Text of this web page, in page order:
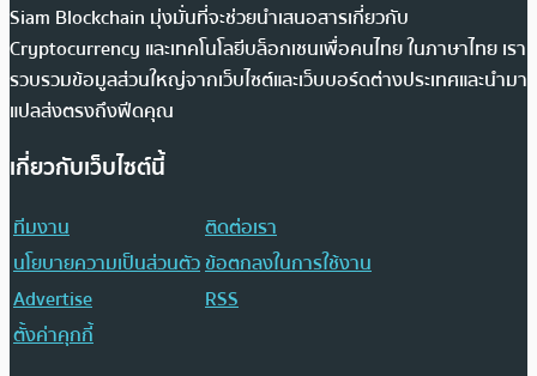
Siam Blockchain มุ่งมั่นที่จะช่วยนำเสนอสารเกี่ยวกับ
Cryptocurrency และเทคโนโลยีบล็อกเชนเพื่อคนไทย ในภาษาไทย เรา
รวบรวมข้อมูลส่วนใหญ่จากเว็บไซต์และเว็บบอร์ดต่างประเทศและนำมา
แปลส่งตรงถึงฟีดคุณ
เกี่ยวกับเว็บไซต์นี้
ทีมงาน
ติดต่อเรา
นโยบายความเป็นส่วนตัวข้อตกลงในการใช้งาน
Advertise
RSS
ตั้งค่าคุกกี้